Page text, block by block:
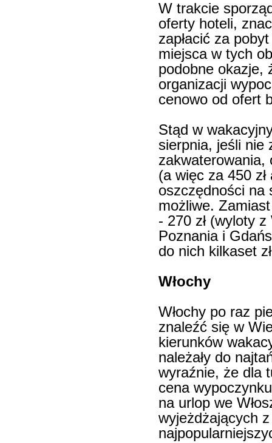
W trakcie
oferty hoteli,
zapłacić za
miejsca w tych
podobne okazje,
organizacji
cenowo od ofert
Stąd w
sierpnia, jeśli nie
zakwaterowania,
(a więc za 450
oszczędności na
możliwe.
- 270 zł (wyloty
Poznania i
do nich kilkaset
Włochy
Włochy po raz
znaleźć się w
kierunków
należały do
wyraźnie, że dla
cena
na urlop we
wyjeżdżających